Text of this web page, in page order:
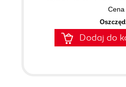
Cena
Dodaj do